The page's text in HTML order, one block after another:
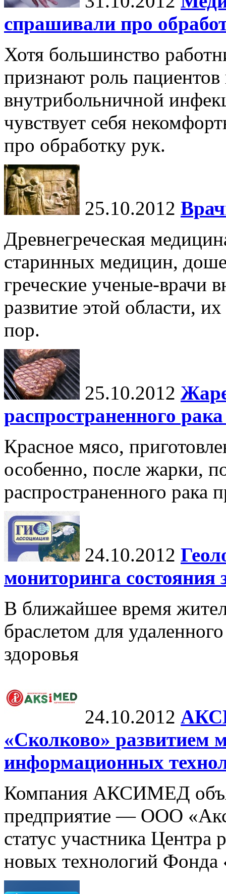
спрашивали про
Хотя большинство
признают роль
внутрибольничной
чувствует себя
про обработку рук.
25.10.2012
Древнегреческая
старинных медицин,
греческие ученые-врачи
развитие этой области,
пор.
25.10.2012
распространенного
Красное мясо,
особенно, после жарки,
распространенного рака
24.10.2012
мониторинга состояния
В ближайшее время
браслетом для
здоровья
24.10.2012
«Сколково» развитием
информационных
Компания АКСИМЕД
предприятие — ООО
статус участника Центра
новых технологий Фонда